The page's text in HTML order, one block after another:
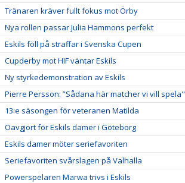
Tränaren kräver fullt fokus mot Örby
Nya rollen passar Julia Hammons perfekt
Eskils föll på straffar i Svenska Cupen
Cupderby mot HIF väntar Eskils
Ny styrkedemonstration av Eskils
Pierre Persson: ”Sådana här matcher vi vill spela"
13:e säsongen för veteranen Matilda
Oavgjort för Eskils damer i Göteborg
Eskils damer möter seriefavoriten
Seriefavoriten svårslagen på Valhalla
Powerspelaren Marwa trivs i Eskils